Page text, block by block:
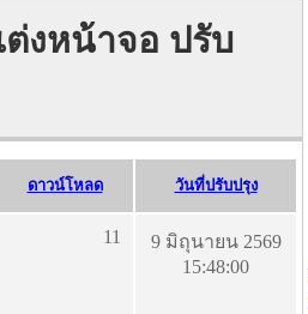
ต่งหน้าจอ ปรับ
ดาวน์โหลด วันที่ปรับปรุง
11
9 มิถุนายน 2569
15:48:00